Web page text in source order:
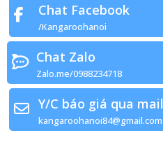
Chat Facebook
/Kangaroohanoi
Chat Zalo
Zalo.me/0988234718
Y/C báo giá qua mail
kangaroohanoi84@gmail.com